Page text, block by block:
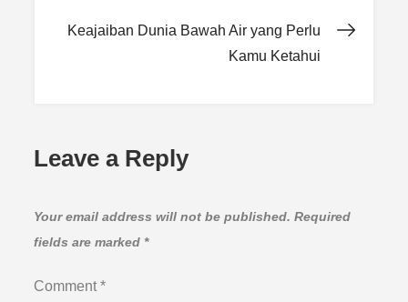
Keajaiban Dunia Bawah Air yang Perlu
Kamu Ketahui
Leave a Reply
Your email address will not be published. Required
fields are marked *
Comment*